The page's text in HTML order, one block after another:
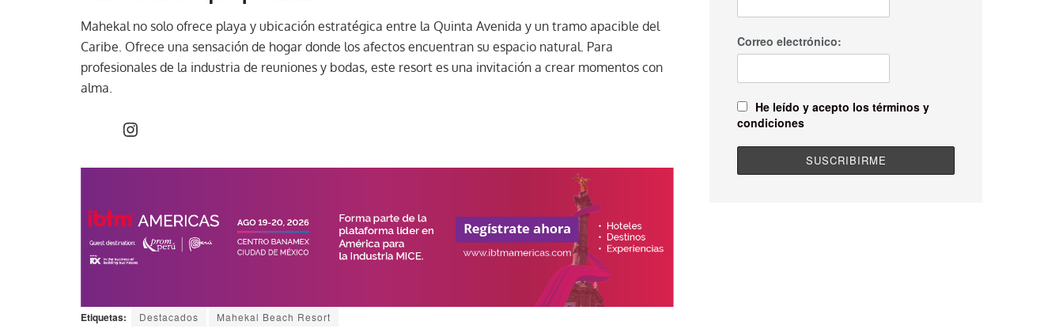
Mahekal no solo ofrece playa y ubicación estratégica entre la Quinta Avenida y un tramo apacible del
Caribe. Ofrece una sensación de hogar donde los afectos encuentran su espacio natural. Para
profesionales de la industria de reuniones y bodas, este resort es una invitación a crear momentos con
alma.
Etiquetas: Destacados Mahekal Beach Resort
Correo electrónico:
He leído y acepto los términos y
condiciones